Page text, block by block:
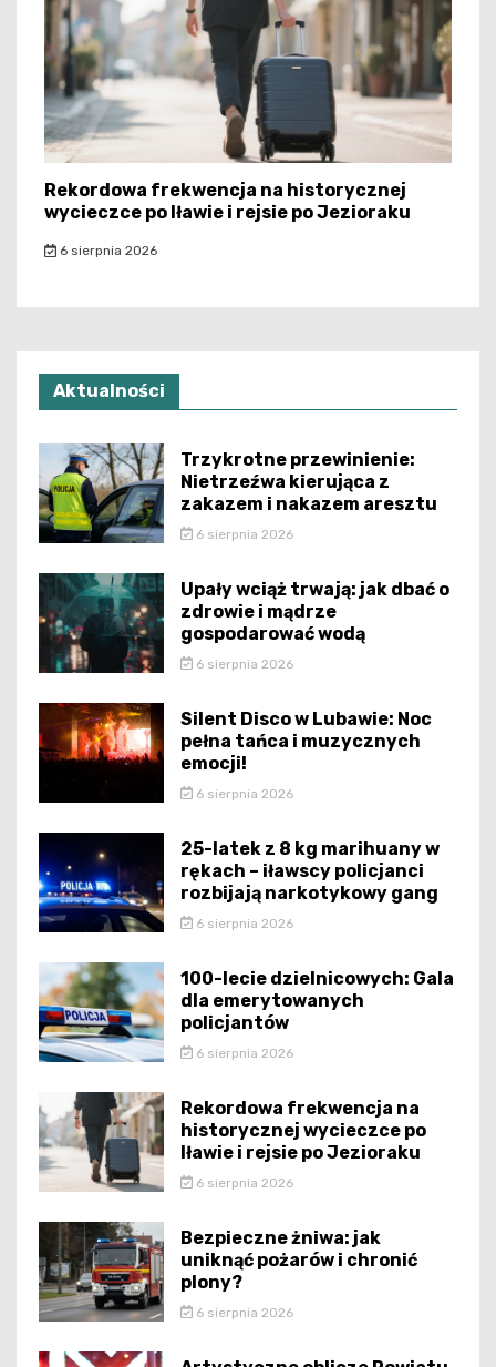
Rekordowa frekwencja na historycznej
wycieczce po Iławie i rejsie po Jezioraku
6 sierpnia 2026
Aktualności
Trzykrotne przewinienie:
Nietrzeźwa kierująca z
zakazem i nakazem aresztu
6 sierpnia 2026
Upały wciąż trwają: jak dbać o
zdrowie i mądrze
gospodarować wodą
6 sierpnia 2026
Silent Disco w Lubawie: Noc
pełna tańca i muzycznych
emocji!
6 sierpnia 2026
25-latek z 8 kg marihuany w
rękach – iławscy policjanci
rozbijają narkotykowy gang
6 sierpnia 2026
100-lecie dzielnicowych: Gala
dla emerytowanych
policjantów
6 sierpnia 2026
Rekordowa frekwencja na
historycznej wycieczce po
Iławie i rejsie po Jezioraku
6 sierpnia 2026
Bezpieczne żniwa: jak
uniknąć pożarów i chronić
plony?
6 sierpnia 2026